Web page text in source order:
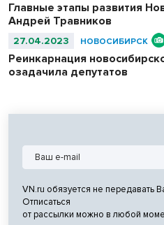
Главные этапы развития
Андрей Травников
27.04.2023 НОВОСИБИРСК
Реинкарнация
озадачила депутатов
VN.ru обязуется не передавать
Отписаться
от рассылки можно в любой